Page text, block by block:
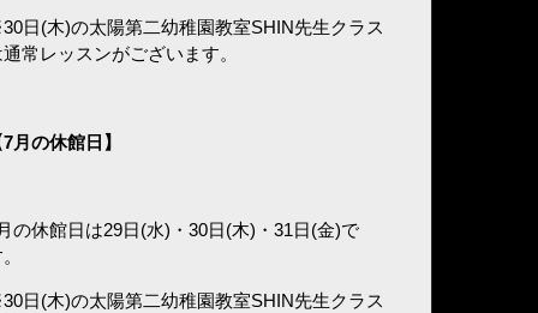
日(木)の太陽第二幼稚園教室SHIN先生クラス
通常レッスンがございます。
7月の休館日】
の休館日は29日(水)・30日(木)・31日(金)で
日(木)の太陽第二幼稚園教室SHIN先生クラス